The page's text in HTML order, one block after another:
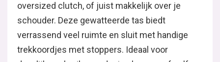
oversized clutch, of juist makkelijk over je
schouder. Deze gewatteerde tas biedt
verrassend veel ruimte en sluit met handige
trekkoordjes met stoppers. Ideaal voor